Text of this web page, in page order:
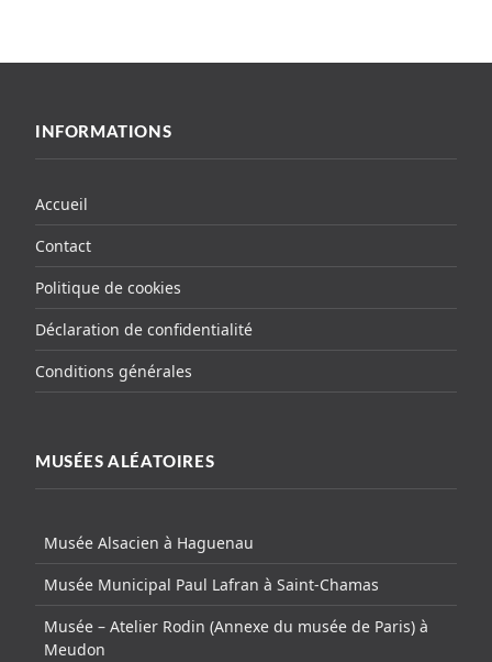
INFORMATIONS
Accueil
Contact
Politique de cookies
Déclaration de confidentialité
Conditions générales
MUSÉES ALÉATOIRES
Musée Alsacien à Haguenau
Musée Municipal Paul Lafran à Saint-Chamas
Musée – Atelier Rodin (Annexe du musée de Paris) à
Meudon